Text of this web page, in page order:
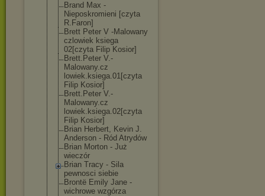
Brand Max -
Nieposkromieni [czyta
R.Faron]
Brett Peter V -Malowany
czlowiek ksiega
02[czyta Filip Kosior]
Brett.Peter V.-
Malowany.cz
lowiek.ksiega.01[czyta
Filip Kosior]
Brett.Peter V.-
Malowany.cz
lowiek.ksiega.02[czyta
Filip Kosior]
Brian Herbert, Kevin J.
Anderson - Ród Atrydów
Brian Morton - Już
wieczór
Brian Tracy - Sila
pewnosci siebie
Brontë Emily Jane -
wichrowe wzgórza